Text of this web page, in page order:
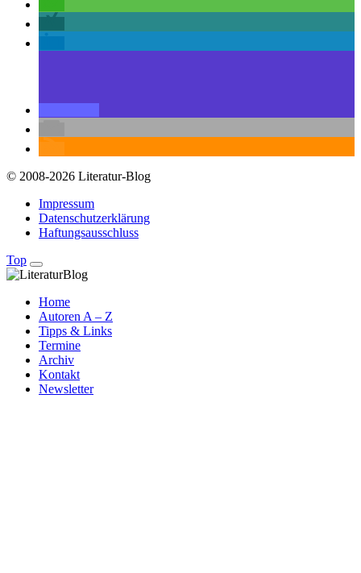
© 2008-2026 Literatur-Blog
Impressum
Datenschutzerklärung
Haftungsausschluss
Top
Home
Autoren A – Z
Tipps & Links
Termine
Archiv
Kontakt
Newsletter